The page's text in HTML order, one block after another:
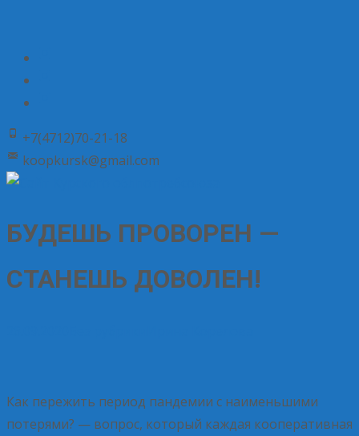
+7(4712)70-21-18
koopkursk@gmail.com
БУДЕШЬ ПРОВОРЕН —
СТАНЕШЬ ДОВОЛЕН!
Как пережить период пандемии с наименьшими
потерями? — вопрос, который каждая кооперативная